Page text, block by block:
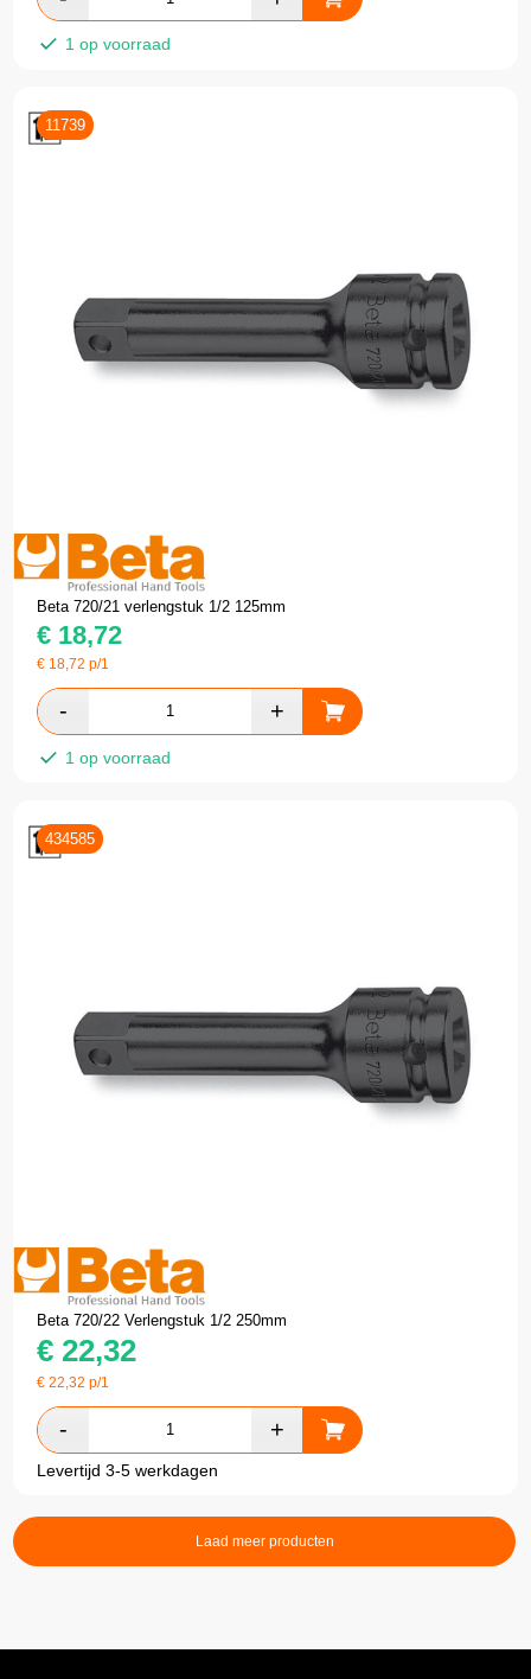
1 op voorraad
11739
Beta 720/21 verlengstuk 1/2 125mm
€ 18,72
€ 18,72 p/1
1 op voorraad
434585
Beta 720/22 Verlengstuk 1/2 250mm
€ 22,32
€22,32 p/1
Levertijd 3-5 werkdagen
Laad meer producten